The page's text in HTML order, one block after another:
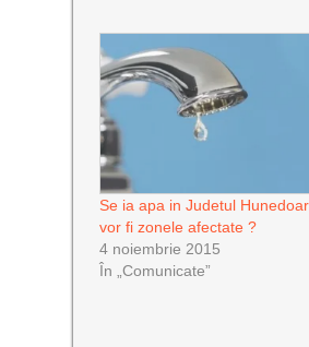
Se ia apa in Judetul
vor fi zonele afectate ?
4 noiembrie 2015
În „Comunicate”